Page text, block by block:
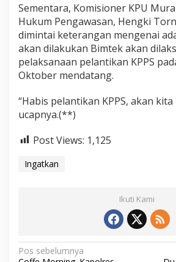
Sementara, Komisioner KPU
Hukum Pengawasan, Hengki
dimintai keterangan mengenai
akan dilakukan Bimtek akan
pelaksanaan pelantikan KPPS
Oktober mendatang.
“Habis pelantikan KPPS, akan
ucapnya.(**)
Post Views: 1,125
Ingatkan
Ikuti Kami
N
Pos sebelumnya